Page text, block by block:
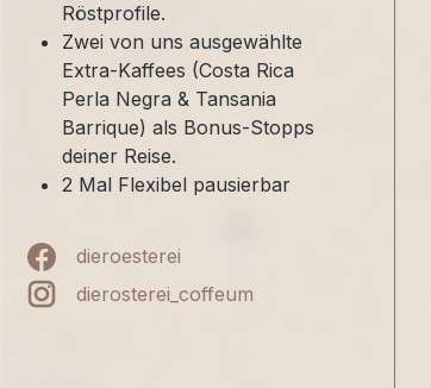
Röstprofile.
Zwei von uns ausgewählte
Extra-Kaffees (Costa Rica
Perla Negra & Tansania
Barrique) als Bonus-Stopps
deiner Reise.
2 Mal Flexibel pausierbar
dieroesterei
dierosterei_coffeum